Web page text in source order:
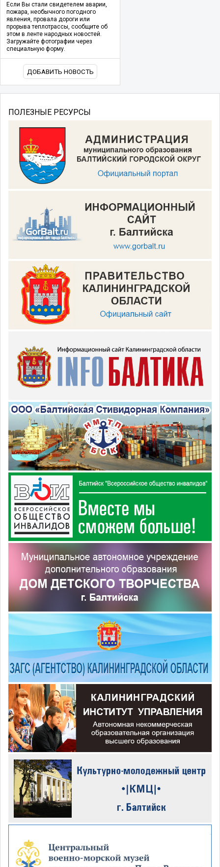
Если Вы стали свидетелем аварии,
пожара, необычного погодного
явления, провала дороги или
прорыва теплотрассы, сообщите об
этом в ленте народных новостей.
Загружайте фотографии через
специальную форму.
ДОБАВИТЬ НОВОСТЬ
ПОЛЕЗНЫЕ РЕСУРСЫ